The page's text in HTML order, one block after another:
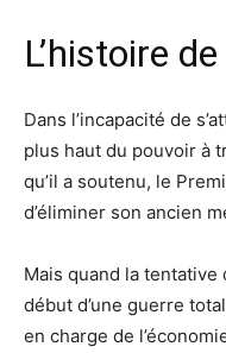
L’histoire
Dans l’incapacité de
plus haut du pouvoir à
qu’il a soutenu, le
d’éliminer son ancien
Mais quand la tentative
début d’une guerre
en charge de